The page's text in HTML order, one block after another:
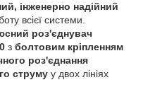
інженерно надійний
всієї системи.
роз'єднувач
з болтовим кріпленням
роз'єднання
струму у двох лініях